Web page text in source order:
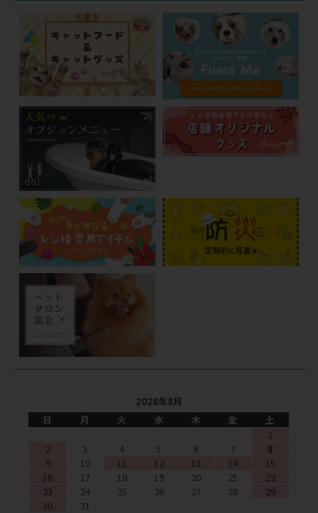
2026年8月
日
月 火 水 木 金
土
1
2
3 4 5 6 7
8
9
10 11 12 13 14
15
16
17 18 19 20 21
22
23
24 25 26 27 28
29
30
31